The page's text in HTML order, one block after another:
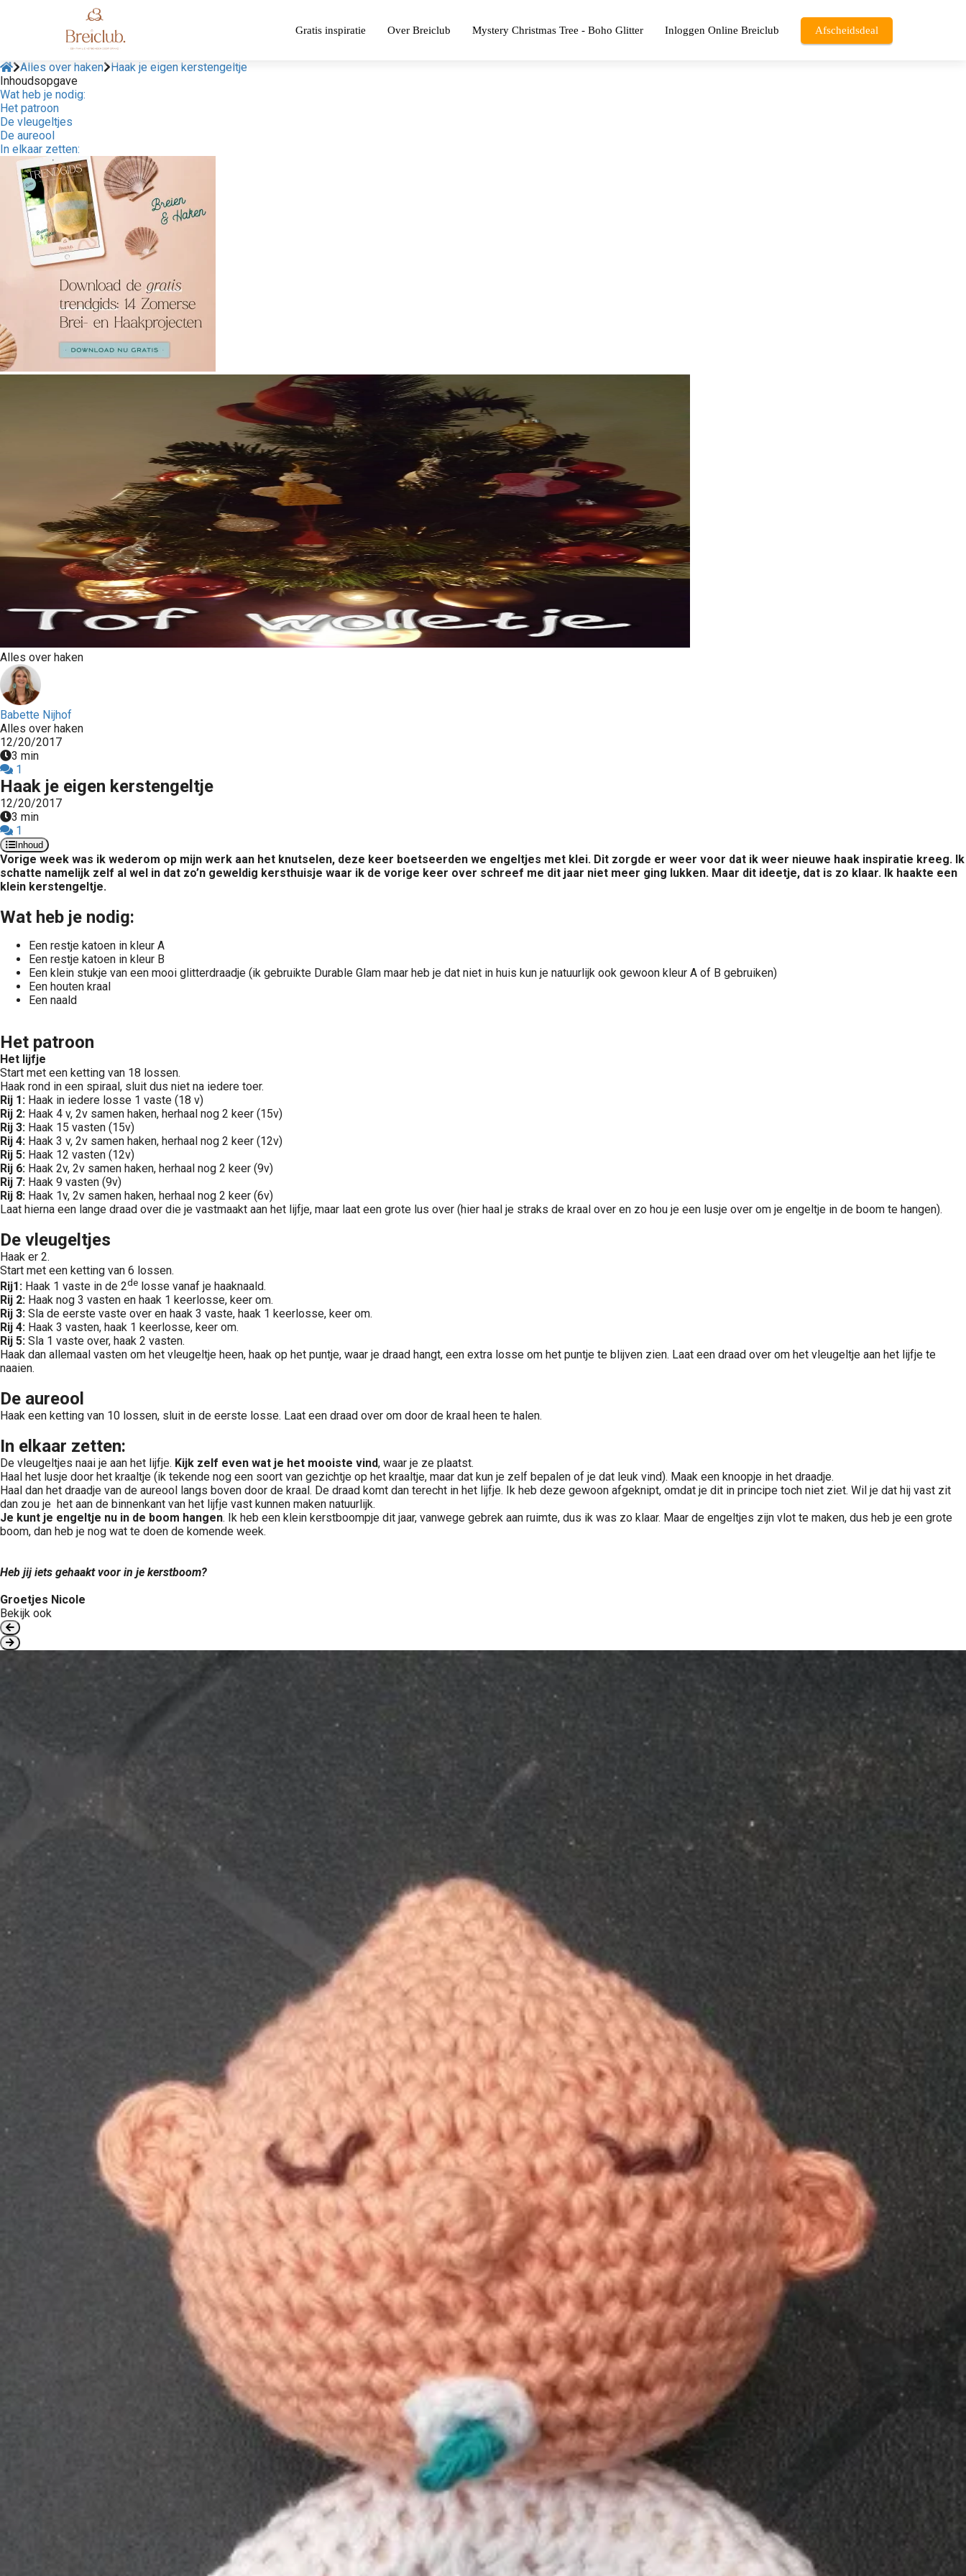
Gratis inspiratie Over Breiclub Mystery Christmas Tree - Boho Glitter Inloggen Online Breiclub Afscheidsdeal
Alles over haken
Haak je eigen kerstengeltje
Inhoudsopgave
Wat heb je nodig:
Het patroon
De vleugeltjes
De aureool
In elkaar zetten:
Alles over haken
Babette Nijhof
Alles over haken
12/20/2017
3 min
1
Haak je eigen kerstengeltje
12/20/2017
3 min
1
Inhoud
Vorige week was ik wederom op mijn werk aan het knutselen, deze keer boetseerden we engeltjes met klei. Dit zorgde er weer voor dat ik weer nieuwe haak inspiratie kreeg. Ik
schatte namelijk zelf al wel in dat zo’n geweldig kersthuisje waar ik de vorige keer over schreef me dit jaar niet meer ging lukken. Maar dit ideetje, dat is zo klaar. Ik haakte een
klein kerstengeltje.
Wat heb je nodig:
Een restje katoen in kleur A
Een restje katoen in kleur B
Een klein stukje van een mooi glitterdraadje (ik gebruikte Durable Glam maar heb je dat niet in huis kun je natuurlijk ook gewoon kleur A of B gebruiken)
Een houten kraal
Een naald
Het patroon
Het lijfje
Start met een ketting van 18 lossen.
Haak rond in een spiraal, sluit dus niet na iedere toer.
Rij 1: Haak in iedere losse 1 vaste (18 v)
Rij 2: Haak 4 v, 2v samen haken, herhaal nog 2 keer (15v)
Rij 3: Haak 15 vasten (15v)
Rij 4: Haak 3 v, 2v samen haken, herhaal nog 2 keer (12v)
Rij 5: Haak 12 vasten (12v)
Rij 6: Haak 2v, 2v samen haken, herhaal nog 2 keer (9v)
Rij 7: Haak 9 vasten (9v)
Rij 8: Haak 1v, 2v samen haken, herhaal nog 2 keer (6v)
Laat hierna een lange draad over die je vastmaakt aan het lijfje, maar laat een grote lus over (hier haal je straks de kraal over en zo hou je een lusje over om je engeltje in de boom te hangen).
De vleugeltjes
Haak er 2.
Start met een ketting van 6 lossen.
Rij1: Haak 1 vaste in de 2de losse vanaf je haaknaald.
Rij 2: Haak nog 3 vasten en haak 1 keerlosse, keer om.
Rij 3: Sla de eerste vaste over en haak 3 vaste, haak 1 keerlosse, keer om.
Rij 4: Haak 3 vasten, haak 1 keerlosse, keer om.
Rij 5: Sla 1 vaste over, haak 2 vasten.
Haak dan allemaal vasten om het vleugeltje heen, haak op het puntje, waar je draad hangt, een extra losse om het puntje te blijven zien. Laat een draad over om het vleugeltje aan het lijfje te
naaien.
De aureool
Haak een ketting van 10 lossen, sluit in de eerste losse. Laat een draad over om door de kraal heen te halen.
In elkaar zetten:
De vleugeltjes naai je aan het lijfje. Kijk zelf even wat je het mooiste vind, waar je ze plaatst.
Haal het lusje door het kraaltje (ik tekende nog een soort van gezichtje op het kraaltje, maar dat kun je zelf bepalen of je dat leuk vind). Maak een knoopje in het draadje.
Haal dan het draadje van de aureool langs boven door de kraal. De draad komt dan terecht in het lijfje. Ik heb deze gewoon afgeknipt, omdat je dit in principe toch niet ziet. Wil je dat hij vast zit
dan zou je het aan de binnenkant van het lijfje vast kunnen maken natuurlijk.
Je kunt je engeltje nu in de boom hangen. Ik heb een klein kerstboompje dit jaar, vanwege gebrek aan ruimte, dus ik was zo klaar. Maar de engeltjes zijn vlot te maken, dus heb je een grote
boom, dan heb je nog wat te doen de komende week.
Heb jij iets gehaakt voor in je kerstboom?
Groetjes Nicole
Bekijk ook